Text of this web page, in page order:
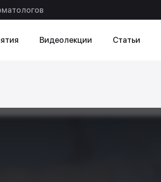
Видеолекции Статьи
текстув статье